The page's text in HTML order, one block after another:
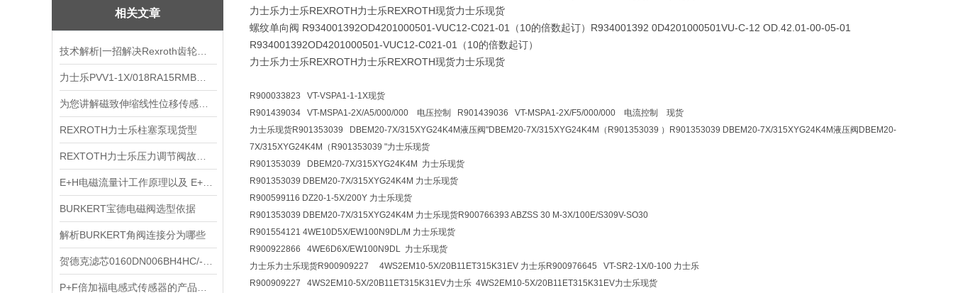
相关文章
REXROTH力士乐柱塞泵现货型
BURKERT宝德电磁阀选型依据
解析BURKERT角阀连接分为哪些
力士乐力士乐REXROTH力士乐REXROTH现货力士乐现货
螺纹单向阀 R934001392OD4201000501-VUC12-C021-01（10的倍数起订）R934001392 0D4201000501VU-C-12 OD.42.01-00-05-01
R934001392OD4201000501-VUC12-C021-01（10的倍数起订）
力士乐力士乐REXROTH力士乐REXROTH现货力士乐现货
R900033823 VT-VSPA1-1-1X现货
R901439034 VT-MSPA1-2X/A5/000/000 电压控制 R901439036 VT-MSPA1-2X/F5/000/000 电流控制 现货
力士乐现货R901353039 DBEM20-7X/315XYG24K4M液压阀"DBEM20-7X/315XYG24K4M（R901353039 ）R901353039 DBEM20-7X/315XYG24K4M液压阀DBEM20-
7X/315XYG24K4M（R901353039 "力士乐现货
R901353039 DBEM20-7X/315XYG24K4M 力士乐现货
R901353039 DBEM20-7X/315XYG24K4M 力士乐现货
R900599116 DZ20-1-5X/200Y 力士乐现货
R901353039 DBEM20-7X/315XYG24K4M 力士乐现货R900766393 ABZSS 30 M-3X/100E/S309V-SO30
R901554121 4WE10D5X/EW100N9DL/M 力士乐现货
R900922866 4WE6D6X/EW100N9DL 力士乐现货
力士乐力士乐现货R900909227 4WS2EM10-5X/20B11ET315K31EV 力士乐R900976645 VT-SR2-1X/0-100 力士乐
R900909227 4WS2EM10-5X/20B11ET315K31EV力士乐 4WS2EM10-5X/20B11ET315K31EV力士乐现货